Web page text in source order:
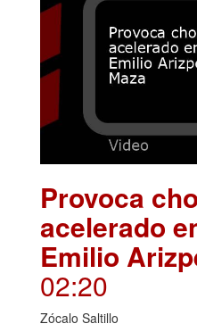
Provoca
acelerado
Emilio
02:20
Zócalo Saltillo